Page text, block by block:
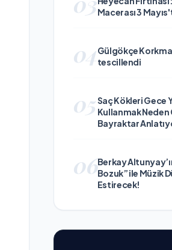
Macerası 3
04Gülgökçe
tescillendi
05Saç Kökleri Gece
Kullanmak
Bayraktar
06Berkay
Bozuk” ile Müzik
Estirecek!